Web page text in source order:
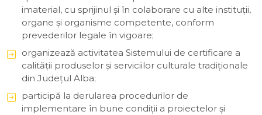
imaterial, cu sprijinul şi în colaborare cu alte instituţii,
organe şi organisme competente, conform
prevederilor legale în vigoare;
organizează activitatea Sistemului de certificare a
calității produselor și serviciilor culturale tradiționale
din Județul Alba;
participă la derularea procedurilor de
implementare în bune condiţii a proiectelor şi